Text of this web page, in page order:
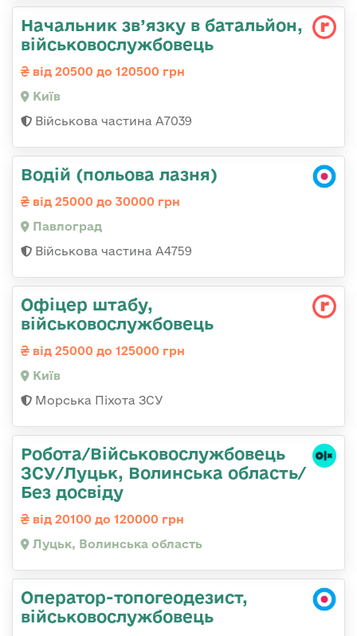
Начальник зв’язку в батальйон,
військовослужбовець
від 20500 до 120500 грн
Київ
Військова частина А7039
Водій (польова лазня)
від 25000 до 30000 грн
Павлоград
Військова частина А4759
Офіцер штабу,
військовослужбовець
від 25000 до 125000 грн
Київ
Морська Піхота ЗСУ
Робота/Військовослужбовець
ЗСУ/Луцьк, Волинська область/
Без досвіду
від 20100 до 120000 грн
Луцьк, Волинська область
Оператор-топогеодезист,
військовослужбовець